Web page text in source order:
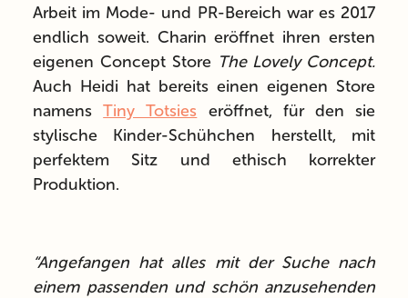
Arbeit im Mode- und PR-Bereich war es 2017
endlich soweit. Charin eröffnet ihren ersten
eigenen Concept Store The Lovely Concept.
Auch Heidi hat bereits einen eigenen Store
namensTiny Totsies eröffnet, für den sie
stylische Kinder-Schühchen herstellt, mit
perfektem Sitz und ethisch korrekter
Produktion.
“Angefangen hat alles mit der Suche nach
einem passenden und schön anzusehenden